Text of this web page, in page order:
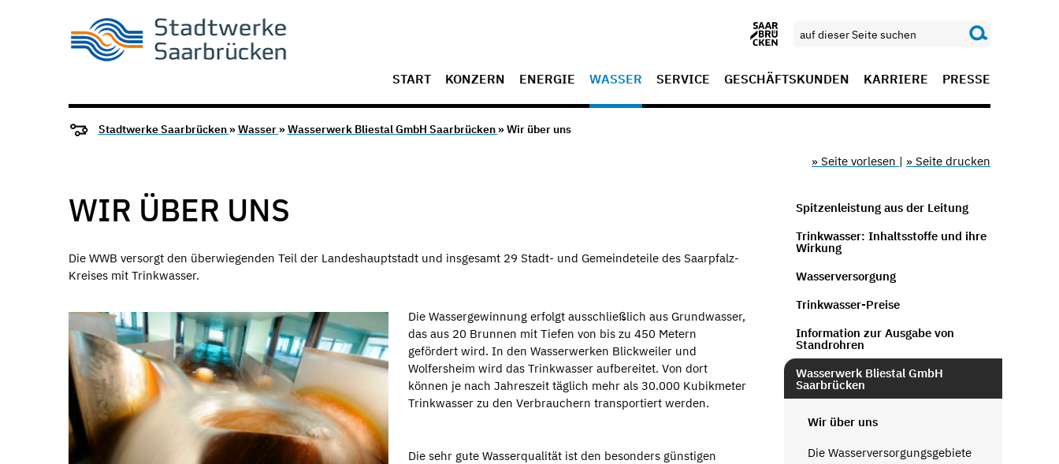
START KONZERN ENERGIE WASSER SERVICE GESCHÄFTSKUNDEN KARRIERE PRESSE
Stadtwerke Saarbrücken »Wasser »Wasserwerk Bliestal GmbH Saarbrücken » Wir über uns
» Seite vorlesen | » Seite drucken
WIR ÜBER UNS
Die WWB versorgt den überwiegenden Teil der Landeshauptstadt und insgesamt 29 Stadt- und Gemeindeteile des Saarpfalz-
Kreises mit Trinkwasser.
Die Wassergewinnung erfolgt ausschließlich aus Grundwasser,
das aus 20 Brunnen mit Tiefen von bis zu 450 Metern
gefördert wird. In den Wasserwerken Blickweiler und
Wolfersheim wird das Trinkwasser aufbereitet. Von dort
können je nach Jahreszeit täglich mehr als 30.000 Kubikmeter
Trinkwasser zu den Verbrauchern transportiert werden.
Die sehr gute Wasserqualität ist den besonders günstigen
Spitzenleistung aus der Leitung
Trinkwasser: Inhaltsstoffe und ihre
Wirkung
Wasserversorgung
Trinkwasser-Preise
Information zur Ausgabe von
Standrohren
Wasserwerk Bliestal GmbH
Saarbrücken
Wir über uns
Die Wasserversorgungsgebiete